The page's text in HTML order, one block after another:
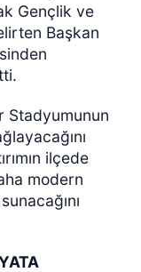
Gençlik ve
Başkan
Stadyumunun
ilçede
modern